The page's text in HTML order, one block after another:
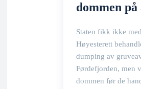
dommen
Staten fikk ikke
Høyesterett
dumping av
Førdefjorden, men
dommen før de